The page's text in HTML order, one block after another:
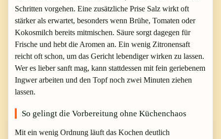
Schritten vorgehen. Eine zusätzliche Prise Salz wirkt oft
stärker als erwartet, besonders wenn Brühe, Tomaten oder
Kokosmilch bereits mitmischen. Säure sorgt dagegen für
Frische und hebt die Aromen an. Ein wenig Zitronensaft
reicht oft schon, um das Gericht lebendiger wirken zu lassen.
Wer es lieber sanft mag, kann stattdessen mit fein geriebenem
Ingwer arbeiten und den Topf noch zwei Minuten ziehen
lassen.
So gelingt die Vorbereitung ohne Küchenchaos
Mit ein wenig Ordnung läuft das Kochen deutlich